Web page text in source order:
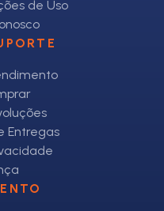
de Uso
Entregas